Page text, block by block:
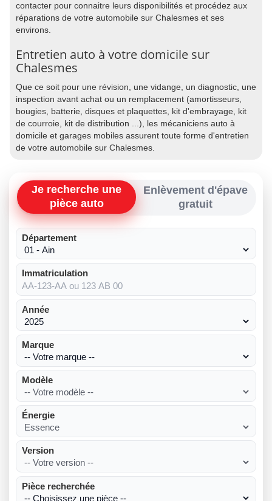
contacter pour connaitre leurs disponibilités et procédez aux
réparations de votre automobile sur Chalesmes et ses
environs.
Entretien auto à votre domicile sur
Chalesmes
Que ce soit pour une révision, une vidange, un diagnostic, une
inspection avant achat ou un remplacement (amortisseurs,
bougies, batterie, disques et plaquettes, kit d'embrayage, kit
de courroie, kit de distribution ...), les mécaniciens auto à
domicile et garages mobiles assurent toute forme d'entretien
de votre automobile sur Chalesmes.
Je recherche une
pièce auto
Enlèvement d'épave
gratuit
Département
Immatriculation
Année
Marque
Modèle
Énergie
Version
Pièce recherchée